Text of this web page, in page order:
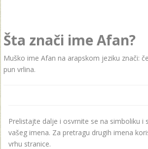
Šta znači ime Afan?
Muško ime Afan na arapskom jeziku znači:
pun vrlina.
Prelistajte dalje i osvrnite se na simboliku i
vašeg imena. Za pretragu drugih imena
vrhu stranice.